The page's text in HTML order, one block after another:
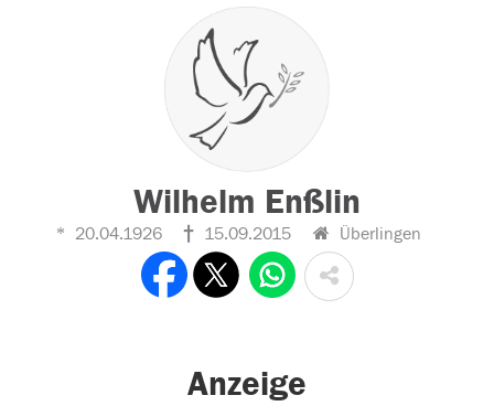
Wilhelm Enßlin
20.04.1926 15.09.2015 Überlingen
Anzeige